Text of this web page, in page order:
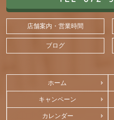
店舗案内・営業時間
ブログ
ホーム
キャンペーン
カレンダー